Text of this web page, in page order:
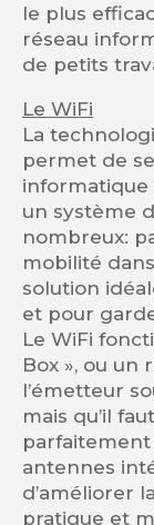
le plus
réseau
de petits
Le WiFi
La
permet de
informatique
un système
nombreux:
mobilité
solution
et pour
Le WiFi
Box », ou un
l’émetteur
mais qu’il
parfaitement
antennes
d’améliorer
pratique et